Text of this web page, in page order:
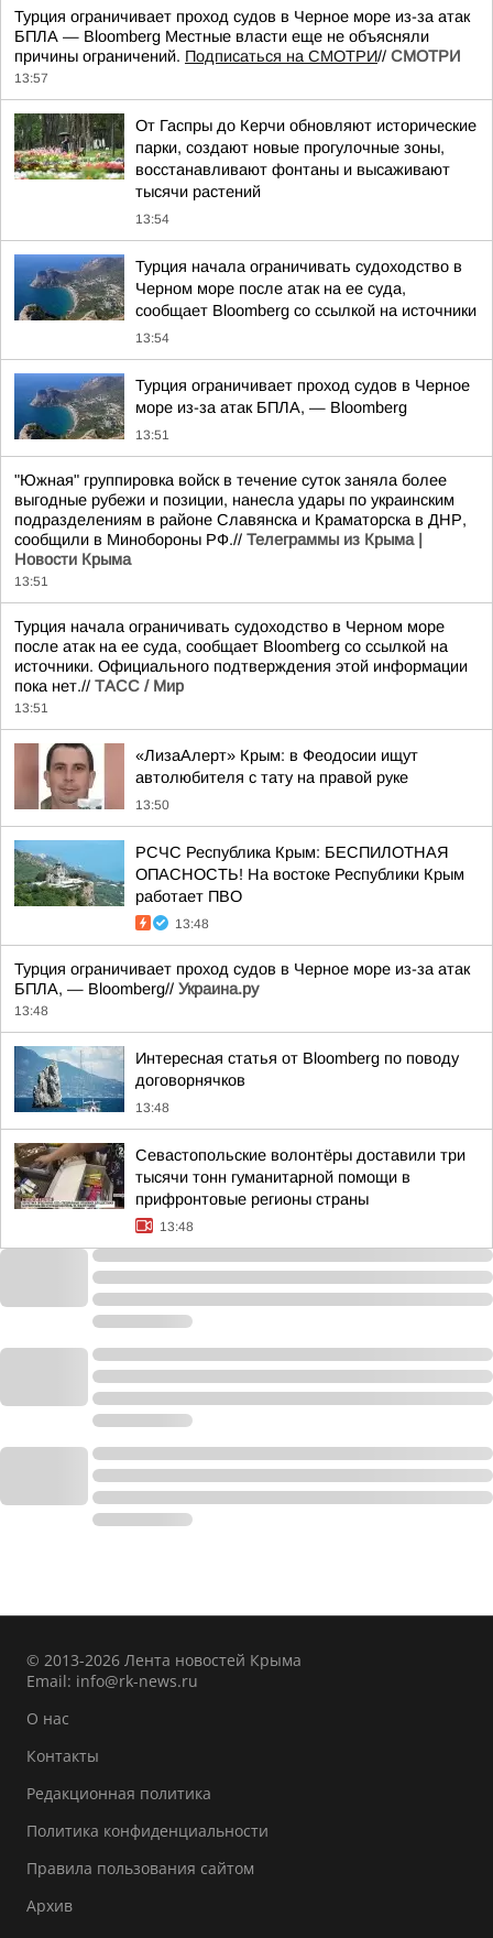
Турция ограничивает проход судов в Черное море из-за атак
БПЛА — Bloomberg Местные власти еще не объясняли
причины ограничений. Подписаться на СМОТРИ// СМОТРИ
13:57
От Гаспры до Керчи обновляют исторические
парки, создают новые прогулочные зоны,
восстанавливают фонтаны и высаживают
тысячи растений
13:54
Турция начала ограничивать судоходство в
Черном море после атак на ее суда,
сообщает Bloomberg со ссылкой на источники
13:54
Турция ограничивает проход судов в Черное
море из-за атак БПЛА, — Bloomberg
13:51
"Южная" группировка войск в течение суток заняла более
выгодные рубежи и позиции, нанесла удары по украинским
подразделениям в районе Славянска и Краматорска в ДНР,
сообщили в Минобороны РФ.// Телеграммы из Крыма |
Новости Крыма
13:51
Турция начала ограничивать судоходство в Черном море
после атак на ее суда, сообщает Bloomberg со ссылкой на
источники. Официального подтверждения этой информации
пока нет.// ТАСС / Мир
13:51
«ЛизаАлерт» Крым: в Феодосии ищут
автолюбителя с тату на правой руке
13:50
РСЧС Республика Крым: БЕСПИЛОТНАЯ
ОПАСНОСТЬ! На востоке Республики Крым
работает ПВО
13:48
Турция ограничивает проход судов в Черное море из-за атак
БПЛА, — Bloomberg// Украина.ру
13:48
Интересная статья от Bloomberg по поводу
договорнячков
13:48
Севастопольские волонтёры доставили три
тысячи тонн гуманитарной помощи в
прифронтовые регионы страны
13:48
© 2013-2026 Лента новостей Крыма
Email: info@rk-news.ru
О нас
Контакты
Редакционная политика
Политика конфиденциальности
Правила пользования сайтом
Архив